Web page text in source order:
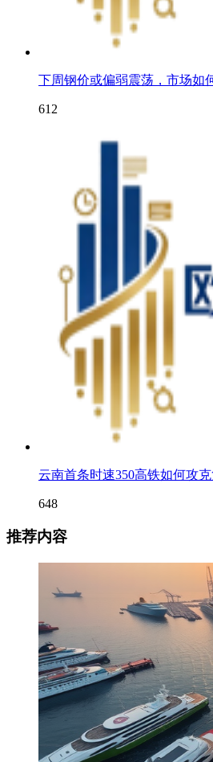
下周钢价或偏弱震荡，市场如
612
云南首条时速350高铁如何攻
648
推荐内容